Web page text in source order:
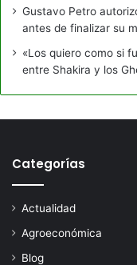
Gustavo Petro
antes de finalizar su
«Los quiero como si
entre Shakira y los
Categorías
Actualidad
Agroeconómica
Blog